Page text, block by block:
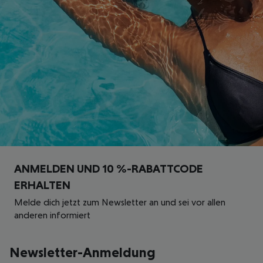
ANMELDEN UND 10 %-RABATTCODE
ERHALTEN
Melde dich jetzt zum Newsletter an und sei vor allen
anderen informiert
Newsletter-Anmeldung